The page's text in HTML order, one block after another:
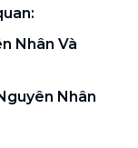
Nhân Và
Nhân